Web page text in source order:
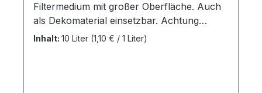
Filtermedium mit großer Oberfläche. Auch
als Dekomaterial einsetzbar. Achtung
scharfkantig. Nicht im direkten Einsatz mit
Inhalt: 10 Liter (1,10 € / 1 Liter)